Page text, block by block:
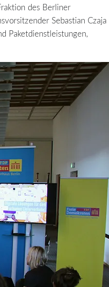
des Berliner
Sebastian Czaja
Paketdienstleistungen,